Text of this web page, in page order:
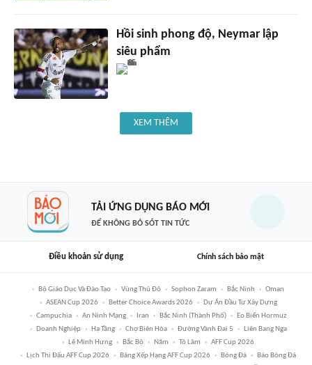
Hồi sinh phong độ, Neymar lập
siêu phẩm
XEM THÊM
TẢI ỨNG DỤNG BÁO MỚI
ĐỂ KHÔNG BỎ SÓT TIN TỨC
Điều khoản sử dụng Chính sách bảo mật
Bộ Giáo Dục Và Đào Tạo Vùng Thủ Đô Sophon Zaram Bắc Ninh
Oman
ASEAN Cup 2026
Better Choice Awards 2026
Dự Án Đầu Tư Xây Dựng
Campuchia
An Ninh Mạng Iran Bắc Ninh (thành Phố)
Eo Biển Hormuz
Doanh Nghiệp
Hạ Tầng Chợ Biên Hòa Đường Vành Đai 5
Liên Bang Nga
Lê Minh Hưng
Bắc Bộ Năm Tô Lâm
AFF Cup 2026
Lịch Thi Đấu AFF Cup 2026
Bảng Xếp Hạng AFF Cup 2026 Bóng Đá
Báo Bóng Đá